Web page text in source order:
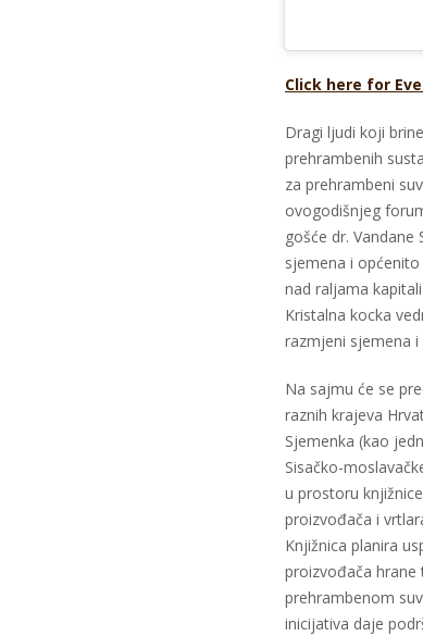
Click here for
Dragi ljudi koji
prehrambenih
za prehrambeni
ovogodišnjeg
gošće dr.
sjemena i
nad raljama
Kristalna kocka
razmjeni sjemena i
Na sajmu će se
raznih krajeva
Sjemenka (kao
Sisačko-
u prostoru
proizvođača i
Knjižnica planira
proizvođača
prehrambenom
inicijativa daje